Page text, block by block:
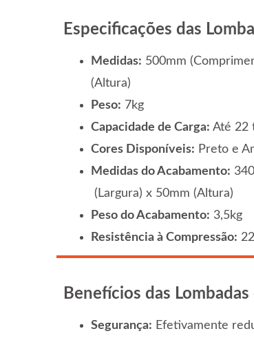
Especificações das
Medidas: 500mm
(Altura)
Peso: 7kg
Capacidade de Carga: Até 22
Cores Disponíveis: Preto e
Medidas do Acabamento:
(Largura) x 50mm (Altura)
Peso do Acabamento: 3,5kg
Resistência à Compressão:
Benefícios das
Segurança: Efetivamente